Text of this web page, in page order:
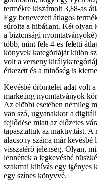
termékre kiszámolt 3,88-as
Egy benevezett átlagos
súrolta a hibátlant. Két olyan
a biztonsági
több, mint fele 4-es feletti
könyvek kategóriáját külön
volt a verseny
érkezett és a minőség is
Kevésbé örömtelei adat volt
marketing nyomtatványok
Az előbbi esetében némileg
van szó, ugyanakkor a
fejlődése miatt az előzetes
tapasztaltuk az inaktivitást.
alacsony száma már
visszatérő jelenség. Olyan,
lennének a legkevésbé
szakmai kihívás egy igényes
egy színes könyvvé.